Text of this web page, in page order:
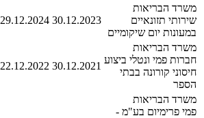
משרד הבריאות
שירותי תזונאיים
במעונות יום שיקומיים
30.12.2023
29.12.2024
משרד הבריאות
חברות פמי ונטלי ביצוע
חיסוני קורונה בבתי
הספר
30.12.2021
22.12.2022
משרד הבריאות
פמי פרימיום בע"מ -